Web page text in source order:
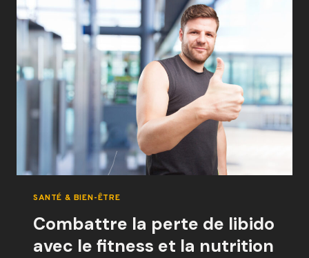
FITNESS
POUR
UN
BIEN-
ÊTRE
TOTAL
SANTÉ & BIEN-ÊTRE
Combattre la perte de libido
avec le fitness et la nutrition